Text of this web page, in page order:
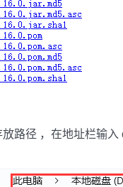
路径 ，在地址栏输入